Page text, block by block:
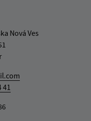
Nová Ves
41